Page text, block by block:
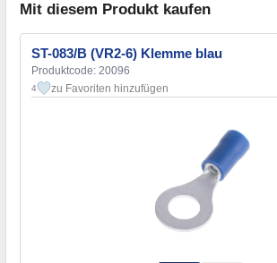
Mit diesem Produkt kaufen
ST-083/B (VR2-6) Klemme blau
Produktcode: 20096
4 zu Favoriten hinzufügen